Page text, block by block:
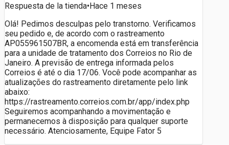
Respuesta de la tienda•Hace 1 meses
Olá! Pedimos desculpas pelo transtorno. Verificamos
seu pedido e, de acordo com o rastreamento
AP055961507BR, a encomenda está em transferência
para a unidade de tratamento dos Correios no Rio de
Janeiro. A previsão de entrega informada pelos
Correios é até o dia 17/06. Você pode acompanhar as
atualizações do rastreamento diretamente pelo link
abaixo:
https://rastreamento.correios.com.br/app/index.php
Seguiremos acompanhando a movimentação e
permanecemos à disposição para qualquer suporte
necessário. Atenciosamente, Equipe Fator 5